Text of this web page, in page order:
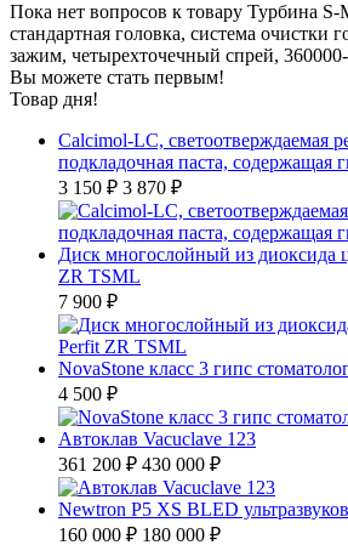
Пока нет вопросов к товару Турбина S-
стандартная головка, система очистки
зажим, четырехточечный спрей,
Вы можете стать первым!
Товар дня!
Calcimol-LC, светоотверждаемая
подкладочная паста, содержащая
3 150 ₽ 3 870 ₽
Диск многослойный из диоксида
ZR TSML
7 900 ₽
NovaStone класс 3 гипс
4 500 ₽
Автоклав Vacuclave 123
361 200 ₽ 430 000 ₽
Newtron P5 XS BLED
160 000 ₽ 180 000 ₽